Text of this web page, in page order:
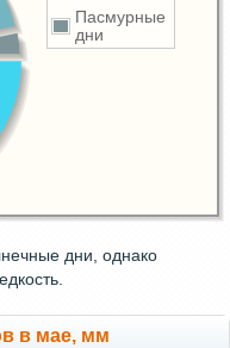
Пасмурные
дни
дни, однако
в мае, мм